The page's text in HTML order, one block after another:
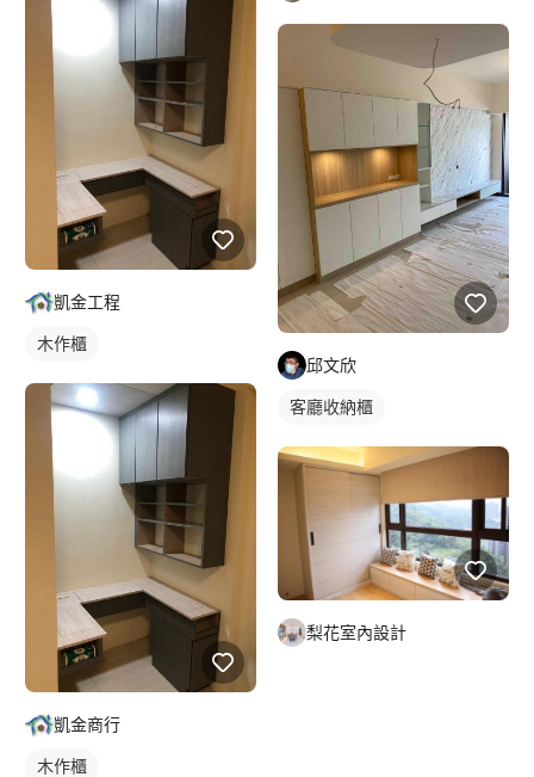
凱金工程
木作櫃
凱金商行
木作櫃
邱文欣
客廳收納櫃
梨花室內設計